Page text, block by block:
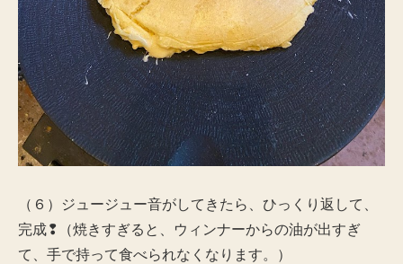
（６）ジュージュー音がしてきたら、ひっくり返して、
完成❢（焼きすぎると、ウィンナーからの油が出すぎ
て、手で持って食べられなくなります。）